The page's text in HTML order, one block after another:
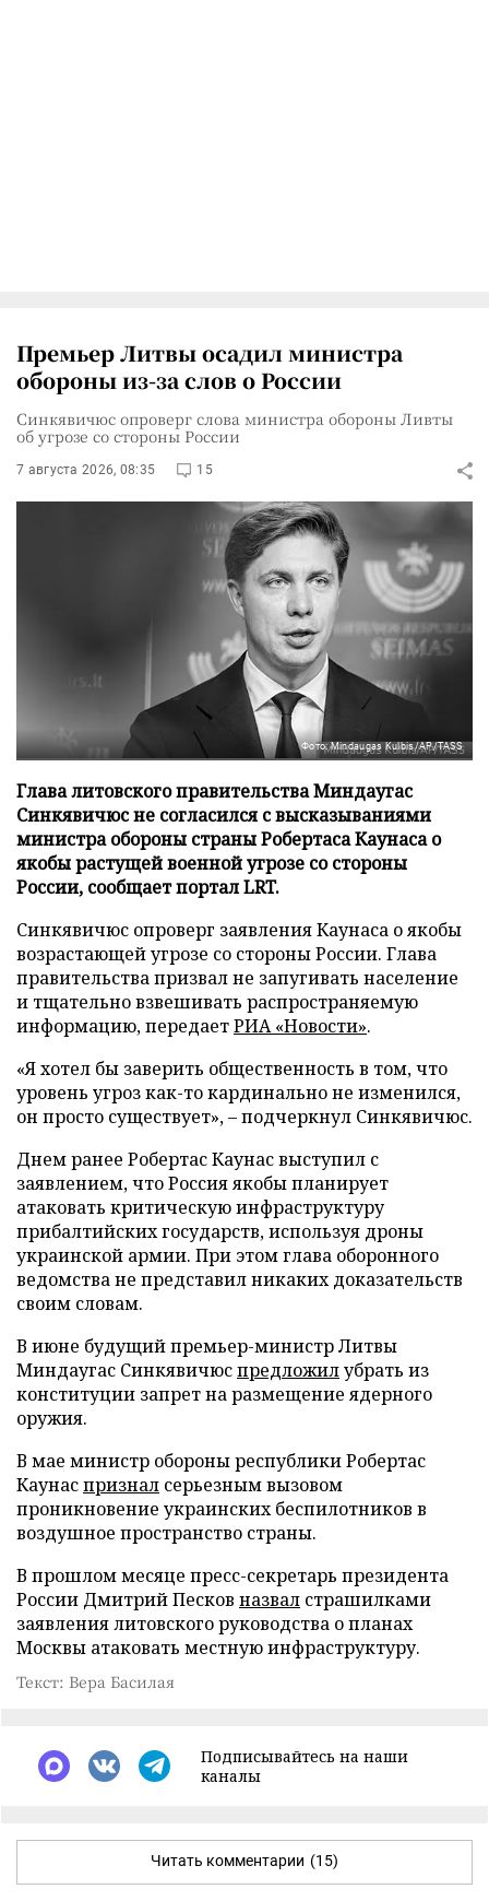
Премьер Литвы осадил министра
обороны из-за слов о России
Синкявичюс опроверг слова министра обороны Ливты
об угрозе со стороны России
7 августа 2026, 08:35 15
Фото: Mindaugas Kulbis/AP/TASS
Глава литовского правительства Миндаугас
Синкявичюс не согласился с высказываниями
министра обороны страны Робертаса Каунаса о
якобы растущей военной угрозе со стороны
России, сообщает портал LRT.
Синкявичюс опроверг заявления Каунаса о якобы
возрастающей угрозе со стороны России. Глава
правительства призвал не запугивать население
и тщательно взвешивать распространяемую
информацию, передаетРИА «Новости».
«Я хотел бы заверить общественность в том, что
уровень угроз как-то кардинально не изменился,
он просто существует», – подчеркнул Синкявичюс.
Днем ранее Робертас Каунас выступил с
заявлением, что Россия якобы планирует
атаковать критическую инфраструктуру
прибалтийских государств, используя дроны
украинской армии. При этом глава оборонного
ведомства не представил никаких доказательств
своим словам.
В июне будущий премьер-министр Литвы
Миндаугас Синкявичюспредложилубрать из
конституции запрет на размещение ядерного
оружия.
В мае министр обороны республики Робертас
Каунаспризнал серьезным вызовом
проникновение украинских беспилотников в
воздушное пространство страны.
В прошлом месяце пресс-секретарь президента
России Дмитрий Песков назвал страшилками
заявления литовского руководства о планах
Москвы атаковать местную инфраструктуру.
Текст: Вера Басилая
Подписывайтесь на наши
каналы
Читать комментарии (15)